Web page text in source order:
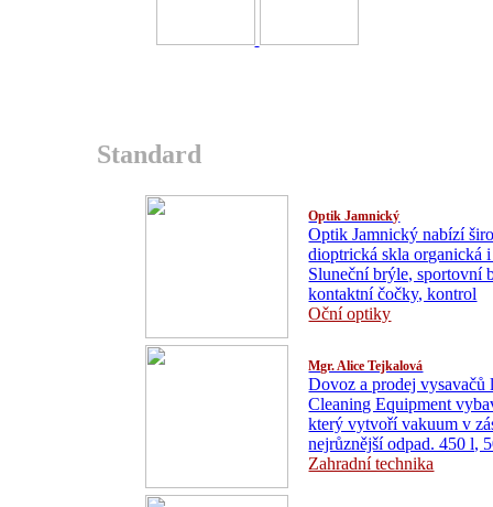
Standard
Optik Jamnický
Optik Jamnický nabízí
dioptrická skla organická
Sluneční brýle, sportovní
kontaktní čočky, kontrol
Oční optiky
Mgr. Alice Tejkalová
Dovoz a prodej
Cleaning Equipment
který vytvoří vakuum v
nejrůznější odpad. 450 l,
Zahradní technika